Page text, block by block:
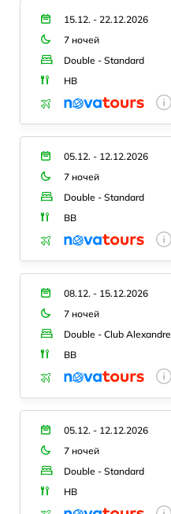
15.12. - 22.12.2026
7 ночей
Double - Standard
HB
05.12. - 12.12.2026
7 ночей
Double - Standard
BB
08.12. - 15.12.2026
7 ночей
Double - Club Alexandre
BB
05.12. - 12.12.2026
7 ночей
Double - Standard
HB